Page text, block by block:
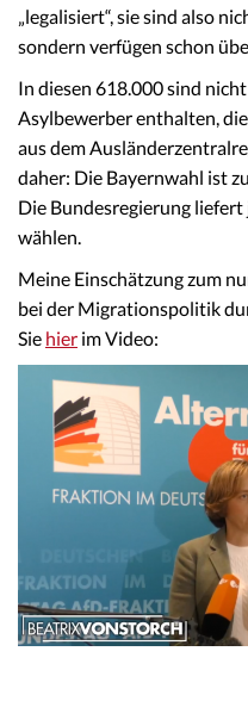
„legalisiert“, sie sind also
sondern verfügen schon
In diesen 618.000 sind
Asylbewerber enthalten,
aus dem
daher: Die Bayernwahl ist
Die Bundesregierung liefert
wählen.
Meine Einschätzung zum
bei der Migrationspolitik
Sie hier im Video: